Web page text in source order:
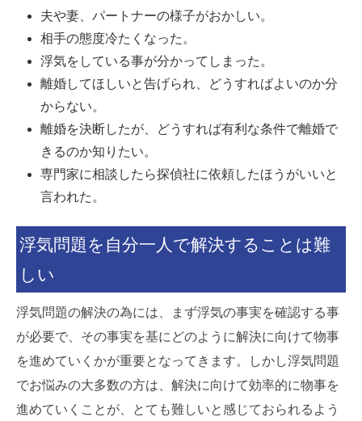
夫や妻、パートナーの様子がおかしい。
相手の態度冷たくなった。
浮気をしている事が分かってしまった。
離婚してほしいと告げられ、どうすればよいのか分
からない。
離婚を決断したが、どうすれば有利な条件で離婚で
きるのか知りたい。
専門家に相談したら探偵社に依頼したほうがいいと
言われた。
浮気問題を自分一人で解決することは難
しい
浮気問題の解決の為には、まず浮気の事実を確認する事
が必要で、その事実を基にどのように解決に向けて物事
を進めていくかが重要となってきます。しかし浮気問題
でお悩みの大多数の方は、解決に向けて効率的に物事を
進めていくことが、とても難しいと感じておられるよう